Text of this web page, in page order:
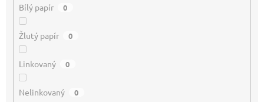
Bílý papír 0
Žlutý papír 0
Linkovaný 0
Nelinkovaný 0